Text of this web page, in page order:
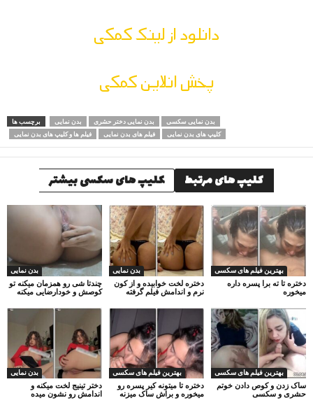
دانلود از لینک کمکی
پخش انلاین کمکی
برچسب ها بدن نمایی بدن نمایی دختر حشری
بدن نمایی سکسی
فیلم ها و کلیپ های بدن نمایی
فیلم های بدن نمایی کلیپ های بدن نمایی
کلیپ های مرتبط کلیپ های سکسی بیشتر
بدن نمایی
چندتا شی رو همزمان میکنه تو
کوصش و خودارضایی میکنه
بدن نمایی
دختره لخت خوابیده و از کون
نرم و اندامش فیلم گرفته
بهترین فیلم های سکسی
دختره تا ته برا پسره داره
میخوره
بدن نمایی
دختر تینیج لخت میکنه و
اندامش رو نشون میده
بهترین فیلم های سکسی
دختره تا میتونه کیر پسره رو
میخوره و براش ساک میزنه
بهترین فیلم های سکسی
ساک زدن و کوص دادن خوتم
حشری و سکسی